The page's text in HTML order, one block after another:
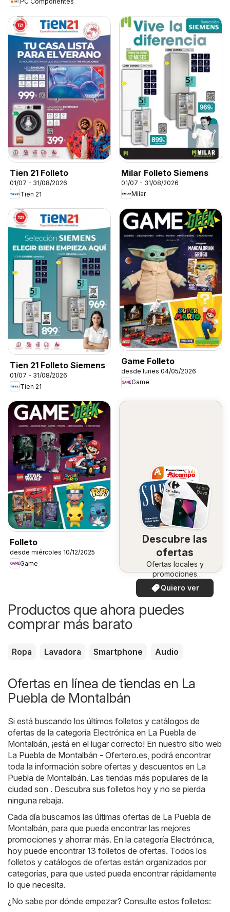
Tien 21 Folleto
01/07 - 31/08/2026
Tien 21
Milar Folleto Siemens
01/07 - 31/08/2026
Milar
Tien 21 Folleto Siemens
01/07 - 31/08/2026
Tien 21
Game Folleto
desde lunes 04/05/2026
Game
Folleto
desde miércoles 10/12/2025
Game
Descubre las
ofertas
Ofertas locales y
promociones
especiales.
Quiero ver
Productos que ahora puedes
comprar más barato
Ropa Lavadora Smartphone Audio
Ofertas en línea de tiendas en La
Puebla de Montalbán
Si está buscando los últimos folletos y catálogos de
ofertas de la categoría Electrónica en La Puebla de
Montalbán, ¡está en el lugar correcto! En nuestro sitio web
La Puebla de Montalbán - Ofertero.es, podrá encontrar
toda la información sobre ofertas y descuentos en La
Puebla de Montalbán. Las tiendas más populares de la
ciudad son . Descubra sus folletos hoy y no se pierda
ninguna rebaja.
Cada día buscamos las últimas ofertas de La Puebla de
Montalbán, para que pueda encontrar las mejores
promociones y ahorrar más. En la categoría Electrónica,
hoy puede encontrar 13 folletos de ofertas. Todos los
folletos y catálogos de ofertas están organizados por
categorías, para que usted pueda encontrar rápidamente
lo que necesita.
¿No sabe por dónde empezar? Consulte estos folletos: